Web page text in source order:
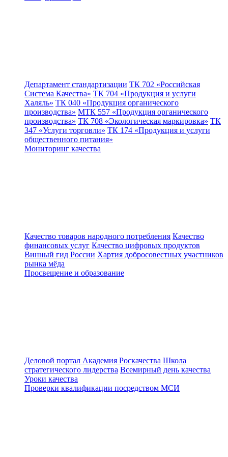
Департамент стандартизации ТК 702 «Российская
Система Качества» ТК 704 «Продукция и услуги
Халяль» ТК 040 «Продукция органического
производства» МТК 557 «Продукция органического
производства» ТК 708 «Экологическая маркировка» ТК
347 «Услуги торговли» ТК 174 «Продукция и услуги
общественного питания»
Мониторинг качества
Качество товаров народного потребления Качество
финансовых услуг Качество цифровых продуктов
Винный гид России Хартия добросовестных участников
рынка мёда
Просвещение и образование
Деловой портал Академия Роскачества Школа
стратегического лидерства Всемирный день качества
Уроки качества
Проверки квалификации посредством МСИ